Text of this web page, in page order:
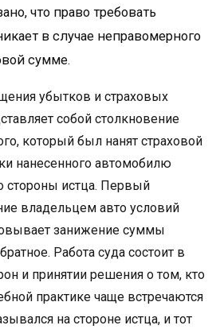
что право требовать
в случае неправомерного
сумме.
убытков и страховых
собой столкновение
который был нанят страховой
нанесенного автомобилю
стороны истца. Первый
владельцем авто условий
занижение суммы
Работа суда состоит в
и принятии решения о том, кто
практике чаще встречаются
на стороне истца, и тот